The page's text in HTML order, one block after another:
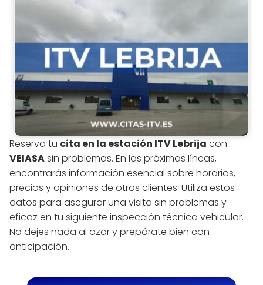
Reserva tu cita en la estación ITV Lebrija con
VEIASAsin problemas. En las próximas líneas,
encontrarás información esencial sobre horarios,
precios y opiniones de otros clientes. Utiliza estos
datos para asegurar una visita sin problemas y
eficaz en tu siguiente inspección técnica vehicular.
No dejes nada al azar y prepárate bien con
anticipación.